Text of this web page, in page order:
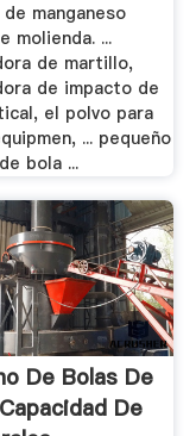
manganeso
molienda. ...
de martillo,
de impacto de
el polvo para
... pequeño
bola ...
De Bolas De
De